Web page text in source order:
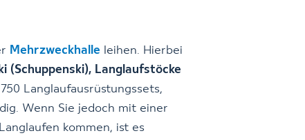
Mehrzweckhalle leihen. Hierbei
(Schuppenski), Langlaufstöcke
Langlaufausrüstungssets,
Wenn Sie jedoch mit einer
kommen, ist es